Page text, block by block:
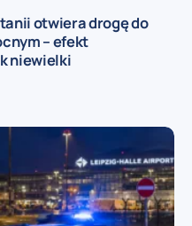
otwiera drogę do
– efekt
niewielki